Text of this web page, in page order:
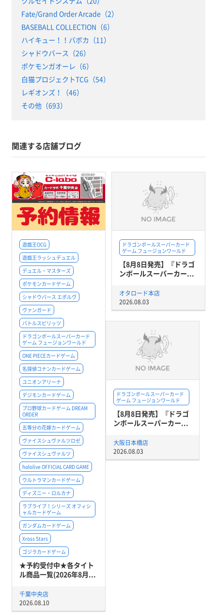
Fate/Grand Order Arcade（2）
BASEBALL COLLECTION（6）
ハイキュー！！バボカ（11）
シャドウバース（26）
ポケモンガオーレ（6）
白猫プロジェクトTCG（54）
レギオンズ！（46）
その他（693）
関連する店舗ブログ
遊戯王OCG
遊戯王ラッシュデュエル
デュエル・マスターズ
ポケモンカードゲーム
シャドウバース エボルヴ
ヴァンガード
バトルスピリッツ
ドラゴンボールスーパーカード
ゲーム フュージョンワールド
ONE PIECEカードゲーム
名探偵コナンカードゲーム
ユニオンアリーナ
デジモンカードゲーム
プロ野球カードゲーム DREAM
ORDER
五等分の花嫁カードゲーム
ヴァイスシュヴァルツロゼ
ヴァイスシュヴァルツ
hololive OFFICIAL CARD GAME
ウルトラマンカードゲーム
ディズニー・ロルカナ
ラブライブ！シリーズ オフィシ
ャルカードゲーム
ガンダムカードゲーム
Xross Stars
ゴジラカードゲーム
★予約受付中★各タイト
ル商品一覧(2026年8月...
千葉中央店
2026.08.10
ドラゴンボールスーパーカード
ゲーム フュージョンワールド
【8月8日発売】『ドラゴ
ンボールスーパーカー...
オタロード本店
2026.08.03
ドラゴンボールスーパーカード
ゲーム フュージョンワールド
【8月8日発売】『ドラゴ
ンボールスーパーカー...
大阪日本橋店
2026.08.03